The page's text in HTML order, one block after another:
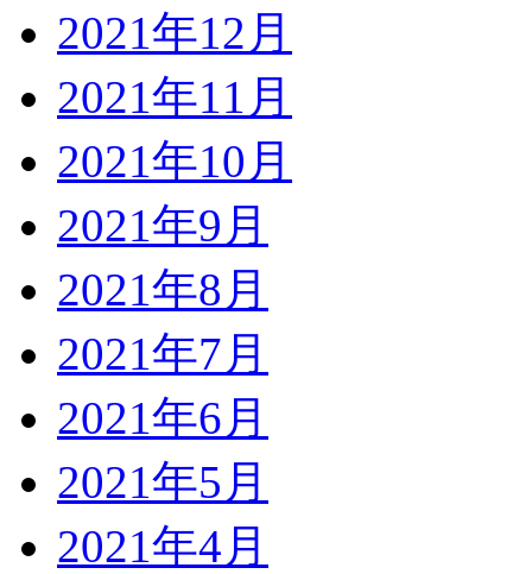
2021年12月
2021年11月
2021年10月
2021年9月
2021年8月
2021年7月
2021年6月
2021年5月
2021年4月